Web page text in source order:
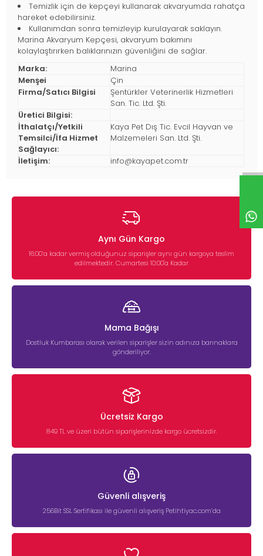
Temizlik için de kepçeyi kullanarak akvaryumda rahatça
hareket edebilirsiniz.
Kullanımdan sonra temizleyip kurulayarak saklayın.
Marina Akvaryum Kepçesi, akvaryum bakımını
kolaylaştırırken balıklarınızın güvenliğini de sağlar.
Marka:
Marina
Menşei
Çin
Firma/Satıcı Bilgisi
Şentürkler Veterinerlik Hizmetleri
San. Tic. Ltd. Şti.
Üretici Bilgisi:
İthalatçı/Yetkili
Temsilci/İfa Hizmet
Sağlayıcı:
Kaya Pet Dış Tic. Evcil Hayvan ve
Malzemeleri San. Ltd. Şti.
İletişim: info@kayapet.com.tr
Aynı Gün Kargo
16:00’a kadar vermiş olduğunuz siparişler aynı gün kargoya teslim
edilmektedir. Cumartesi 10:00'a Kadar
Mama Bağışı
Dostluk Kumbarası olarak verilen siparişler sizin adınıza barınaklara
gönderiliyor.
Ücretsiz Kargo
849 TL ve üzeri bütün siparişlerinizde kargo ücretsizdir.
Güvenli alışveriş
256Bit SSL Sertifikası ile güvenli alışveriş Petihtiyac.com’da